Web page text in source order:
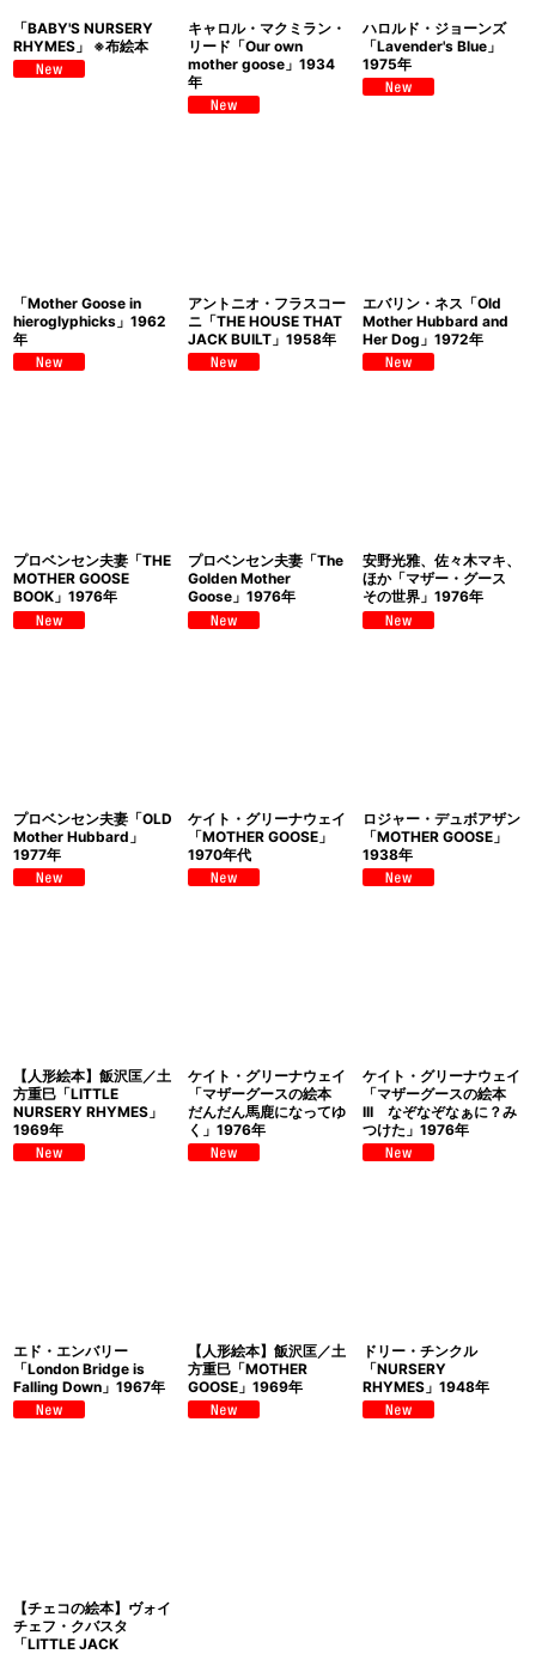
「BABY'S NURSERY
RHYMES」 ※布絵本
キャロル・マクミラン・
リード「Our own
mother goose」1934
年
ハロルド・ジョーンズ
「Lavender's Blue」
1975年
「Mother Goose in
hieroglyphicks」1962
年
アントニオ・フラスコー
ニ「THE HOUSE THAT
JACK BUILT」1958年
エバリン・ネス「Old
Mother Hubbard and
Her Dog」1972年
プロベンセン夫妻「THE
MOTHER GOOSE
BOOK」1976年
プロベンセン夫妻「The
Golden Mother
Goose」1976年
安野光雅、佐々木マキ、
ほか「マザー・グース
その世界」1976年
プロベンセン夫妻「OLD
Mother Hubbard」
1977年
ケイト・グリーナウェイ
「MOTHER GOOSE」
1970年代
ロジャー・デュボアザン
「MOTHER GOOSE」
1938年
【人形絵本】飯沢匡／土
方重巳「LITTLE
NURSERY RHYMES」
1969年
ケイト・グリーナウェイ
「マザーグースの絵本
だんだん馬鹿になってゆ
く」1976年
ケイト・グリーナウェイ
「マザーグースの絵本
III なぞなぞなぁに？み
つけた」1976年
エド・エンバリー
「London Bridge is
Falling Down」1967年
【人形絵本】飯沢匡／土
方重巳「MOTHER
GOOSE」1969年
ドリー・チンクル
「NURSERY
RHYMES」1948年
【チェコの絵本】ヴォイ
チェフ・クバスタ
「LITTLE JACK